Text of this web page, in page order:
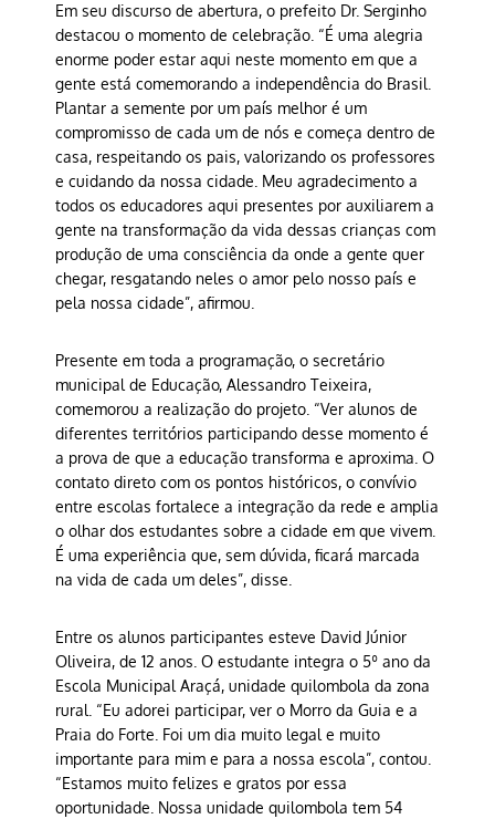
Em seu discurso de abertura, o prefeito Dr. Serginho
destacou o momento de celebração. “É uma alegria
enorme poder estar aqui neste momento em que a
gente está comemorando a independência do Brasil.
Plantar a semente por um país melhor é um
compromisso de cada um de nós e começa dentro de
casa, respeitando os pais, valorizando os professores
e cuidando da nossa cidade. Meu agradecimento a
todos os educadores aqui presentes por auxiliarem a
gente na transformação da vida dessas crianças com
produção de uma consciência da onde a gente quer
chegar, resgatando neles o amor pelo nosso país e
pela nossa cidade”, afirmou.
Presente em toda a programação, o secretário
municipal de Educação, Alessandro Teixeira,
comemorou a realização do projeto. “Ver alunos de
diferentes territórios participando desse momento é
a prova de que a educação transforma e aproxima. O
contato direto com os pontos históricos, o convívio
entre escolas fortalece a integração da rede e amplia
o olhar dos estudantes sobre a cidade em que vivem.
É uma experiência que, sem dúvida, ficará marcada
na vida de cada um deles”, disse.
Entre os alunos participantes esteve David Júnior
Oliveira, de 12 anos. O estudante integra o 5º ano da
Escola Municipal Araçá, unidade quilombola da zona
rural. “Eu adorei participar, ver o Morro da Guia e a
Praia do Forte. Foi um dia muito legal e muito
importante para mim e para a nossa escola”, contou.
“Estamos muito felizes e gratos por essa
oportunidade. Nossa unidade quilombola tem 54